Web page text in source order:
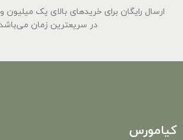
ارسال رایگان برای خریدهای بالای یک میلیون
در سریعترین زمان
کیامورس